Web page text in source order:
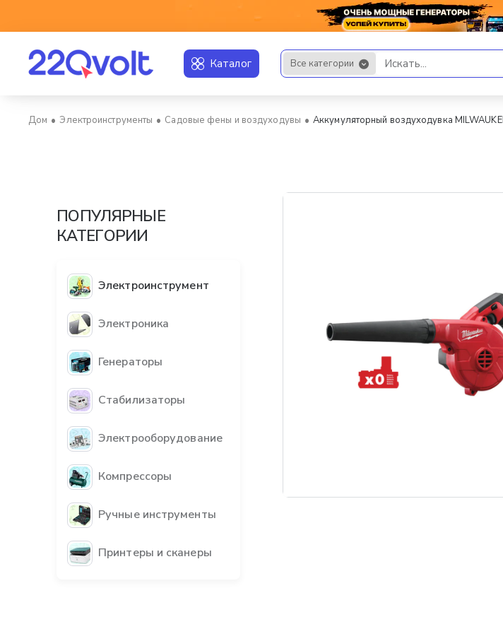
Каталог Все категории
Искать...
Электроинструменты Садовые фены и воздуходувы Аккумуляторный воздуходувка
ПОПУЛЯРНЫЕ
КАТЕГОРИИ
Электроинструмент
Электроника
Генераторы
Стабилизаторы
Электрооборудование
Компрессоры
Ручные инструменты
Принтеры и сканеры